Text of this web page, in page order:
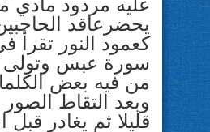
يحضرعاقد
كعمود النور تقرأ
سورة عبس
من فيه بعض
وبعد التقاط
قليلا ثم يغادر قبل